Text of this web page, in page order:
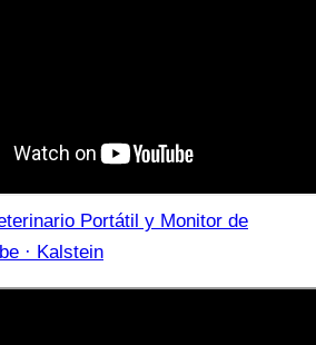
Portátil y Monitor de
· Kalstein